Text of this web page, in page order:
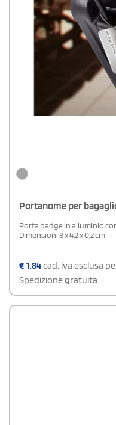
Portanome per
Porta badge in alluminio
Dimensioni 8 x 4,2 x 0,2 cm
€1,84cad. iva esclusa
Spedizione gratuita